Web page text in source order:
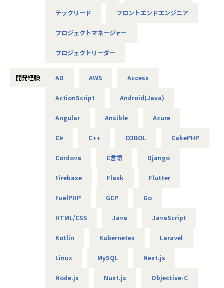
を前提としています。
■魅力ポイント
範囲でプロジェクトを選定。
★基本給がベースUPしていく
基本給で勝負している会社です！技術手当等で大きく見せ
ることをしておりません。
昇給は、基本給を上げていくため、賞与や残業代も必然的
スタンバイ期間は、しっかりJ-collegeにて研修を準備。
して放置しない会社です。
（AIエンジニアコース/IT パスポート試験+基本情報技術者試
1ヵ月半～2ヵ月に1度のペースで営業担当による技術者へ
テックリード フロントエンドエンジニア
プロジェクトマネージャー
プロジェクトリーダー
開発経験 AD AWS Access
ActionScript Android(Java)
Angular Ansible Azure
C# C++ COBOL CakePHP
Cordova C言語 Django
Firebase Flask Flutter
FuelPHP GCP Go
HTML/CSS Java JavaScript
Kotlin Kubernetes Laravel
Linux MySQL Next.js
Node.js Nuxt.js Objective-C